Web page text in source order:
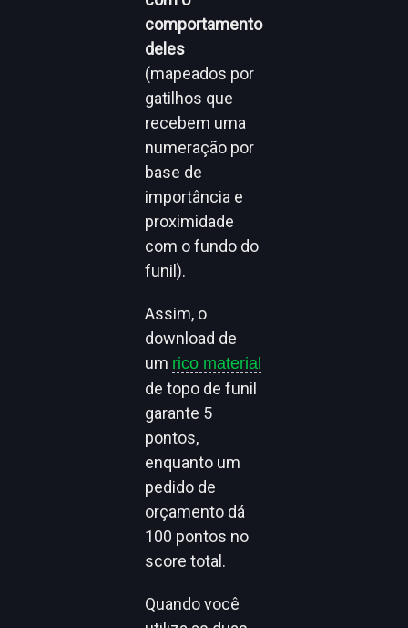
comportamento
deles
(mapeados por
gatilhos que
recebem uma
numeração por
base de
importância e
proximidade
com o fundo do
funil).
Assim, o
download de
um rico material
de topo de funil
garante 5
pontos,
enquanto um
pedido de
orçamento dá
100 pontos no
score total.
Quando você